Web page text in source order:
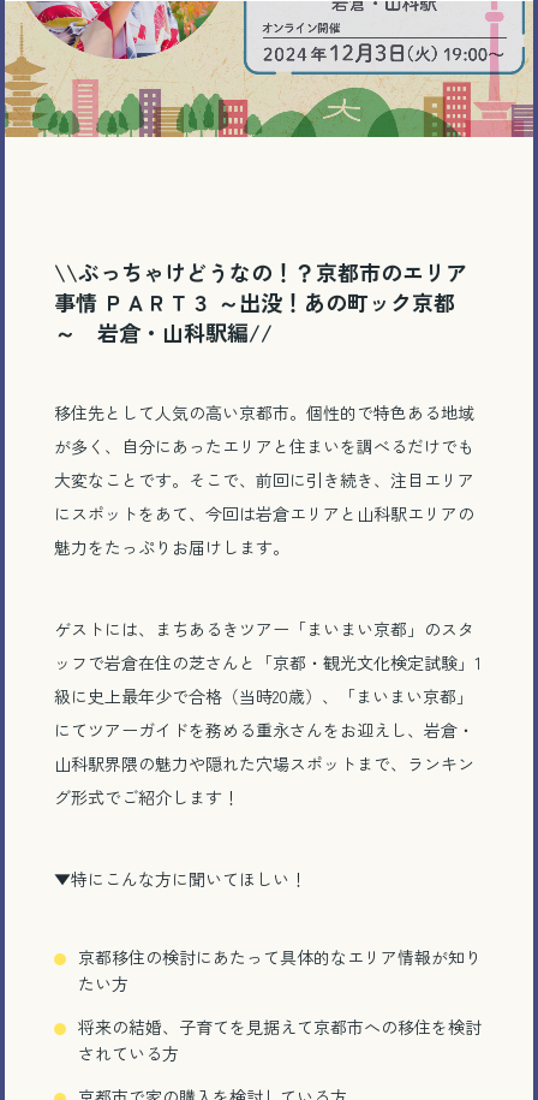
\\ぶっちゃけどうなの！？京都市のエリア
事情 ＰＡＲＴ３ ～出没！あの町ック京都
～ 岩倉・山科駅編//
移住先として人気の高い京都市。個性的で特色ある地域
が多く、自分にあったエリアと住まいを調べるだけでも
大変なことです。そこで、前回に引き続き、注目エリア
にスポットをあて、今回は岩倉エリアと山科駅エリアの
魅力をたっぷりお届けします。
ゲストには、まちあるきツアー「まいまい京都」のスタ
ッフで岩倉在住の芝さんと「京都・観光文化検定試験」 1
級に史上最年少で合格（当時20歳）、「まいまい京都」
にてツアーガイドを務める重永さんをお迎えし、岩倉・
山科駅界隈の魅力や隠れた穴場スポットまで、ランキン
グ形式でご紹介します！
▼特にこんな方に聞いてほしい！
京都移住の検討にあたって具体的なエリア情報が知り
たい方
将来の結婚、子育てを見据えて京都市への移住を検討
されている方